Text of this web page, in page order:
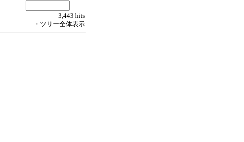
3,443 hits
・ツリー全体表示